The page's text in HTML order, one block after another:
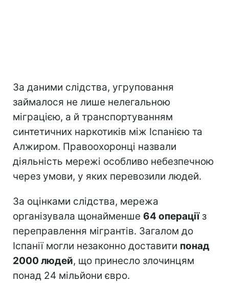
За даними слідства, угруповання
займалося не лише нелегальною
міграцією, а й транспортуванням
синтетичних наркотиків між Іспанією та
Алжиром. Правоохоронці назвали
діяльність мережі особливо небезпечною
через умови, у яких перевозили людей.
За оцінками слідства, мережа
організувала щонайменше 64 операціїз
переправлення мігрантів. Загалом до
Іспанії могли незаконно доставити понад
2000 людей, що принесло злочинцям
понад 24 мільйони євро.